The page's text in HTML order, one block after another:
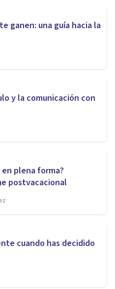
ganen: una guía hacia la
y la comunicación con
plena forma?
postvacacional
cuando has decidido